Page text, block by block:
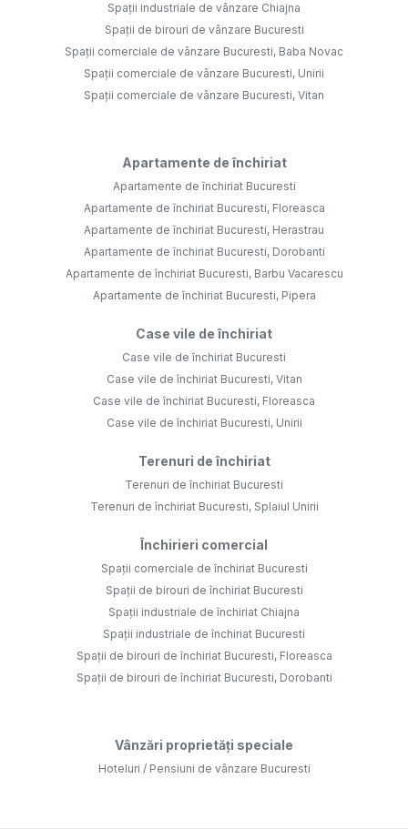
Spații industriale de vânzare Chiajna
Spații de birouri de vânzare Bucuresti
Spații comerciale de vânzare Bucuresti, Baba Novac
Spații comerciale de vânzare Bucuresti, Unirii
Spații comerciale de vânzare Bucuresti, Vitan
Apartamente de închiriat
Apartamente de închiriat Bucuresti
Apartamente de închiriat Bucuresti, Floreasca
Apartamente de închiriat Bucuresti, Herastrau
Apartamente de închiriat Bucuresti, Dorobanti
Apartamente de închiriat Bucuresti, Barbu Vacarescu
Apartamente de închiriat Bucuresti, Pipera
Case vile de închiriat
Case vile de închiriat Bucuresti
Case vile de închiriat Bucuresti, Vitan
Case vile de închiriat Bucuresti, Floreasca
Case vile de închiriat Bucuresti, Unirii
Terenuri de închiriat
Terenuri de închiriat Bucuresti
Terenuri de închiriat Bucuresti, Splaiul Unirii
Închirieri comercial
Spații comerciale de închiriat Bucuresti
Spații de birouri de închiriat Bucuresti
Spații industriale de închiriat Chiajna
Spații industriale de închiriat Bucuresti
Spații de birouri de închiriat Bucuresti, Floreasca
Spații de birouri de închiriat Bucuresti, Dorobanti
Vânzări proprietăți speciale
Hoteluri / Pensiuni de vânzare Bucuresti